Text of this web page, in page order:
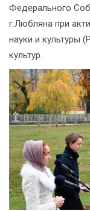
Федерального
г.Любляна при
науки и культуры
культур.